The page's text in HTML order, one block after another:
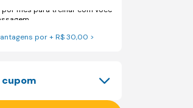
por mês para treinar com você
por + R$ 30,00 >